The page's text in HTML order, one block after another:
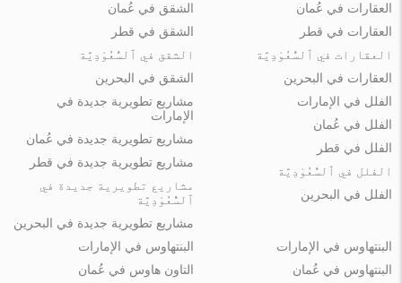
العقارات في عُمان
العقارات في قطر
العقارات في ٱلسُّعُوْدِيَّة
العقارات في البحرين
الشقق في عُمان
الشقق في قطر
الشقق في ٱلسُّعُوْدِيَّة
الشقق في البحرين
الفلل في الإمارات
الفلل في عُمان
الفلل في قطر
الفلل في ٱلسُّعُوْدِيَّة
الفلل في البحرين
مشاريع تطويرية جديدة في
الإمارات
مشاريع تطويرية جديدة في عُمان
مشاريع تطويرية جديدة في قطر
مشاريع تطويرية جديدة في
ٱلسُّعُوْدِيَّة
مشاريع تطويرية جديدة في البحرين
البنتهاوس في الإمارات
البنتهاوس في عُمان
البنتهاوس في الإمارات
التاون هاوس في عُمان